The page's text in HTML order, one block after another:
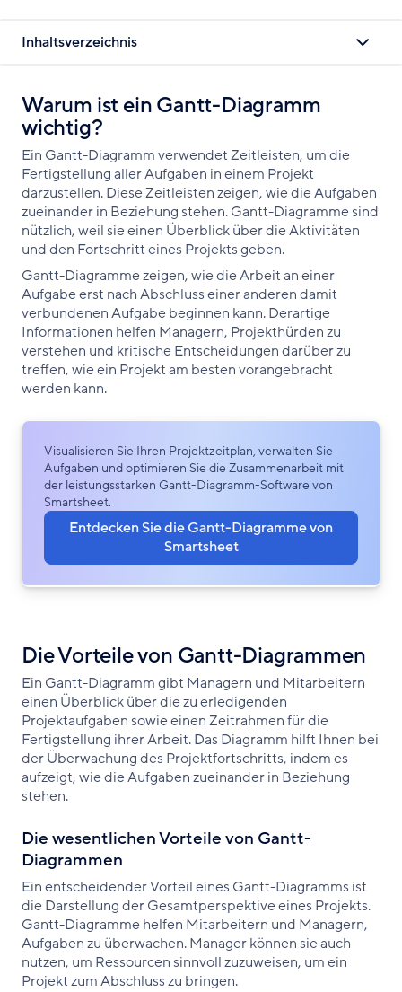
Inhaltsverzeichnis
Warum ist ein Gantt-Diagramm
wichtig?
Ein Gantt-Diagramm verwendet Zeitleisten, um die
Fertigstellung aller Aufgaben in einem Projekt
darzustellen. Diese Zeitleisten zeigen, wie die Aufgaben
zueinander in Beziehung stehen. Gantt-Diagramme sind
nützlich, weil sie einen Überblick über die Aktivitäten
und den Fortschritt eines Projekts geben.
Gantt-Diagramme zeigen, wie die Arbeit an einer
Aufgabe erst nach Abschluss einer anderen damit
verbundenen Aufgabe beginnen kann. Derartige
Informationen helfen Managern, Projekthürden zu
verstehen und kritische Entscheidungen darüber zu
treffen, wie ein Projekt am besten vorangebracht
werden kann.
Visualisieren Sie Ihren Projektzeitplan, verwalten Sie
Aufgaben und optimieren Sie die Zusammenarbeit mit
der leistungsstarken Gantt-Diagramm-Software von
Smartsheet.
Entdecken Sie die Gantt-Diagramme von
Smartsheet
Die Vorteile von Gantt-Diagrammen
Ein Gantt-Diagramm gibt Managern und Mitarbeitern
einen Überblick über die zu erledigenden
Projektaufgaben sowie einen Zeitrahmen für die
Fertigstellung ihrer Arbeit. Das Diagramm hilft Ihnen bei
der Überwachung des Projektfortschritts, indem es
aufzeigt, wie die Aufgaben zueinander in Beziehung
stehen.
Die wesentlichen Vorteile von Gantt-
Diagrammen
Ein entscheidender Vorteil eines Gantt-Diagramms ist
die Darstellung der Gesamtperspektive eines Projekts.
Gantt-Diagramme helfen Mitarbeitern und Managern,
Aufgaben zu überwachen. Manager können sie auch
nutzen, um Ressourcen sinnvoll zuzuweisen, um ein
Projekt zum Abschluss zu bringen.